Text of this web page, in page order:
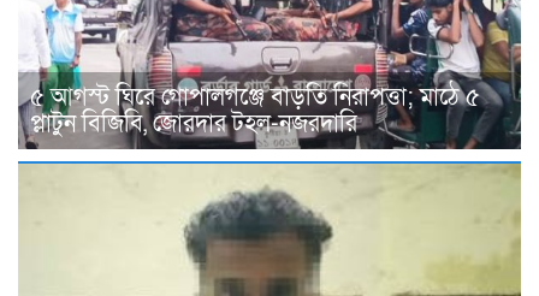
৫ আগস্ট ঘিরে গোপালগঞ্জে বাড়তি নিরাপত্তা; মাঠে ৫
প্লাটুন বিজিবি, জোরদার টহল-নজরদারি